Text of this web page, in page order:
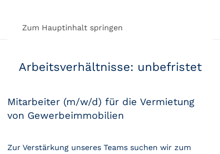
Zum Hauptinhalt springen
Arbeitsverhältnisse: unbefristet
Mitarbeiter (m/w/d) für die Vermietung
von Gewerbeimmobilien
Zur Verstärkung unseres Teams suchen wir zum